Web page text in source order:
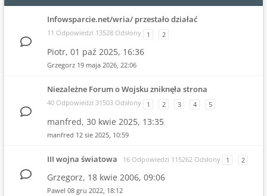
Infowsparcie.net/wria/ przestało działać
11 Odpowiedzi 13528 Odsłony 1 2
Piotr, 01 paź 2025, 16:36
Grzegorz 19 maja 2026, 22:06
Niezależne Forum o Wojsku zniknęła strona
40 Odpowiedzi 31503 Odsłony 1 2 3 4 5
manfred, 30 kwie 2025, 13:35
manfred 12 sie 2025, 10:59
III wojna światowa 16 Odpowiedzi 115262 Odsłony 1 2
Grzegorz, 18 kwie 2006, 09:06
Pawel 08 gru 2022, 18:12